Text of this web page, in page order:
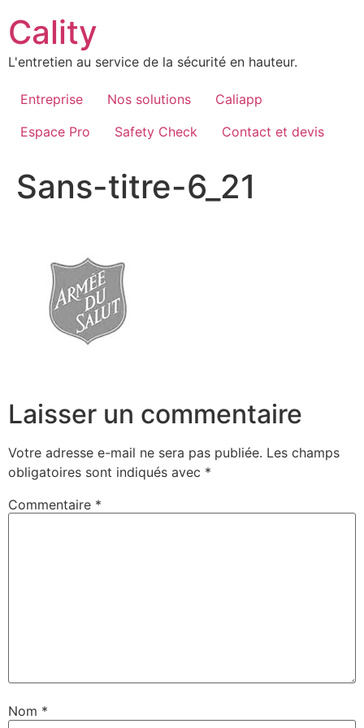
au
contenu
Cality
L'entretien au service de la sécurité en hauteur.
Entreprise Nos solutions
Caliapp
Espace Pro
Safety Check Contact et devis
Sans-titre-6_21
Laisser un commentaire
Votre adresse e-mail ne sera pas publiée. Les champs
obligatoires sont indiqués avec *
Commentaire *
Nom *